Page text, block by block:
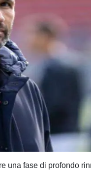
una fase di profondo